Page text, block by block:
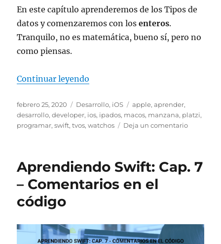
En este capítulo aprenderemos de los Tipos de
datos y comenzaremos con losenteros.
Tranquilo, no es matemática, bueno sí, pero no
como piensas.
Continuar leyendo
Publicado
el
febrero 25, 2020 Categorías
Desarrollo, iOS Etiquetas
apple,aprender,
desarrollo,developer, ios, ipados, macos, manzana, platzi,
programar,swift,tvos,watchos Deja un comentarioen
Aprendiendo Swift: Cap. 7
– Comentarios en el
código